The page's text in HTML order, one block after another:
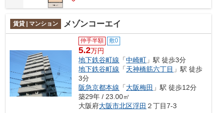
賃貸 | マンション メゾンコーエイ
仲手半額 敷0
5.2万円
地下鉄谷町線 「中崎町 」駅 徒歩3分
地下鉄谷町線 「天神橋筋六丁目 」駅 徒歩
3分
阪急京都本線 「大阪梅田 」駅 徒歩12分
築29年 / 23.00㎡
大阪府大阪市北区浮田 ２丁目7-3